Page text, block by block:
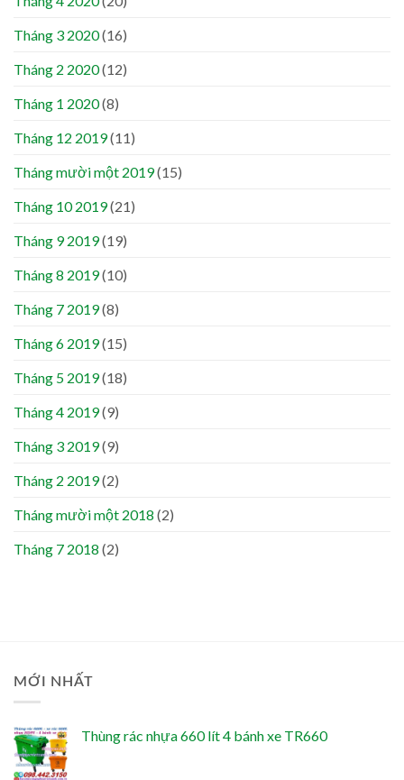
Tháng 3 2020(16)
Tháng 2 2020(12)
Tháng 1 2020(8)
Tháng 12 2019(11)
Tháng mười một 2019(15)
Tháng 10 2019(21)
Tháng 9 2019(19)
Tháng 8 2019(10)
Tháng 7 2019(8)
Tháng 6 2019(15)
Tháng 5 2019(18)
Tháng 4 2019(9)
Tháng 3 2019(9)
Tháng 2 2019(2)
Tháng mười một 2018 (2)
Tháng 7 2018 (2)
MỚI NHẤT
Thùng rác nhựa 660 lít 4 bánh xe TR660